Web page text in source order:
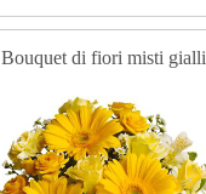
Bouquet di fiori misti gialli